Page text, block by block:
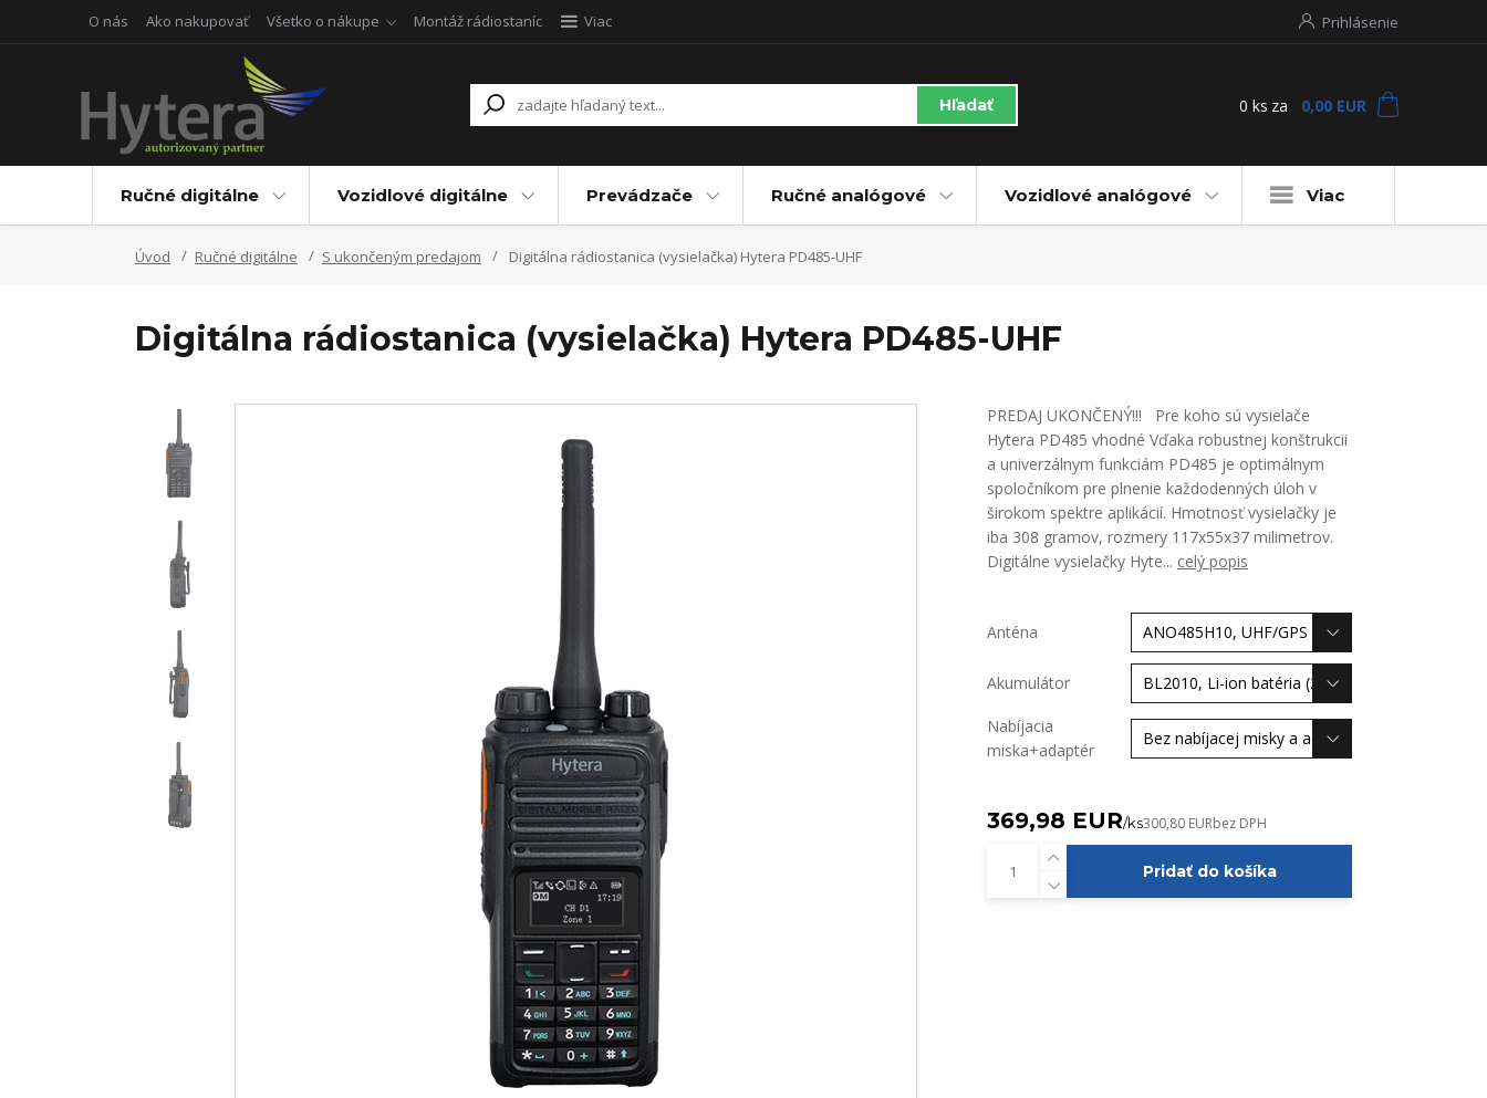
O nás Ako nakupovať Všetko o nákupe Montáž rádiostaníc Viac Prihlásenie
Hľadať 0 ks za 0,00 EUR
Ručné digitálne Vozidlové digitálne Prevádzače Ručné analógové Vozidlové analógové Viac
Úvod Ručné digitálne S ukončeným predajom Digitálna rádiostanica (vysielačka) Hytera PD485-UHF
Digitálna rádiostanica (vysielačka) Hytera PD485-UHF
PREDAJ UKONČENÝ!!! Pre koho sú vysielače
Hytera PD485 vhodné Vďaka robustnej konštrukcii
a univerzálnym funkciám PD485 je optimálnym
spoločníkom pre plnenie každodenných úloh v
širokom spektre aplikácií. Hmotnosť vysielačky je
iba 308 gramov, rozmery 117x55x37 milimetrov.
Digitálne vysielačky Hyte... celý popis
Anténa
Akumulátor
Nabíjacia
miska+adaptér
369,98 EUR/ks300,80 EURbez DPH
Pridať do košíka